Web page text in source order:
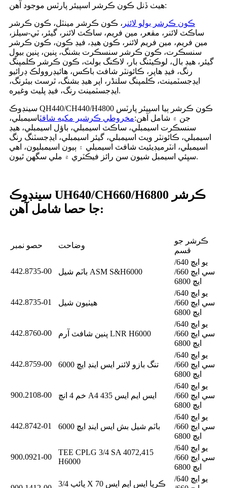
هيٺ ڏنل ڪون ڪرشر اسپيئر پارٽس موجود آهن:
ڪون ڪرشر بولو لائنر ، ڪون ڪرشر مينٽل، ڪون ڪرشر
ساڪٽ لائنر، مقعر، مين فريم، ساڪٽ لائنر، گيئر، ٽي-سيلز،
مين فريم، مين فريم لائنر، ڪون هيڊ، فيڊ ڪون، ڪون ڪرشر
سنسڪرت، ڪون ڪرشر سنسڪرت بشنگ، پنين، پنين بيول
گيئر، هيڊ بال، لوڪيٽنگ بار، لاڪنگ بولٽ، ڪون ڪرشر ڪلمپنگ
رنگ، فيڊ هاپر، ڪائونٽر شافٽ باڪس، هائيڊروولڪ ڊرائيو
ايڊجسٽمينٽ، ڪلمپنگ سلنڈر، اپر هيڊ بشنگ، ٿرسٽ بيئرنگ،
ايڊجسٽمينٽ رنگ، فيڊ پليٽ وغيره.
سينڊوڪ QH440/CH440/H4800 ڪون ڪرشر ٻيا اسپيئر پارٽس
جن ۾ شامل آهن:مخروطي ڪرشير مکيه شافٽاسيمبلي،
سنسڪرت اسيمبلي، ساڪٽ اسيمبلي، باؤل اسيمبلي، هيڊ
اسيمبلي، ڪائونٽر ويٽ اسيمبلي، گيئر اسيمبلي، ايڊجسٽنگ رنگ
اسيمبلي، انٽرميڊيئيٽ شافٽ اسيمبلي ۽ ٻيون اسيمبليون، اهي
سڀئي اسيمبل شيون سن رائز فيڪٽري ۾ ملي سگهن ٿيون.
سينڊوڪ UH640/CH660/H6800 ڪرشر
جا حصا شامل آهن:
حصو نمبر وضاحت
ڪرشر جو
قسم
442.8735-00 باٽم شيل ASM S&H6000
يو ايڇ 640/
سي ايڇ 660/
ايڇ 6800
442.8735-01 هيٺيون شيل
يو ايڇ 640/
سي ايڇ 660/
ايڇ 6800
442.8760-00 پنين شافٽ آرم LNR H6000
يو ايڇ 640/
سي ايڇ 660/
ايڇ 6800
442.8759-00 تنگ بازو لائنر ايس اينڊ ايڇ 6000
يو ايڇ 640/
سي ايڇ 660/
ايڇ 6800
900.2108-00 خم 4 انچ A4 ايس ايم ايس 435
يو ايڇ 640/
سي ايڇ 660/
ايڇ 6800
442.8742-01 باٽم شيل بش ايس اينڊ ايڇ 6000
يو ايڇ 640/
سي ايڇ 660/
ايڇ 6800
900.0921-00
TEE CPLG 3/4 SA 4072,415
H6000
يو ايڇ 640/
سي ايڇ 660/
ايڇ 6800
پائپ 3/4 X 70 ڪريا ايس ايم ايس
يو ايڇ 640/